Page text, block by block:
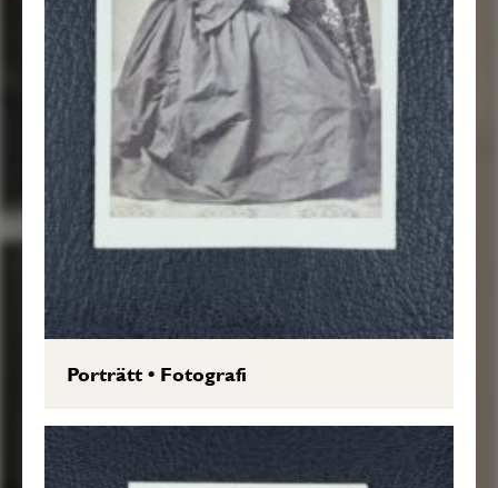
Porträtt• Fotografi